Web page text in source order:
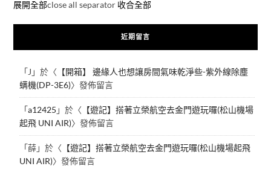
展開全部close all separator 收合全部
近期留言
「J 」於〈 【開箱】 邊緣人也想讓房間氣味乾淨些-紫外線除塵
螨機(DP-3E6)〉發佈留言
「a12425 」於〈 【遊記】搭著立榮航空去金門遊玩囉(松山機場
起飛 UNI AIR)〉發佈留言
「薛」於〈 【遊記】搭著立榮航空去金門遊玩囉(松山機場起飛
UNI AIR)〉發佈留言